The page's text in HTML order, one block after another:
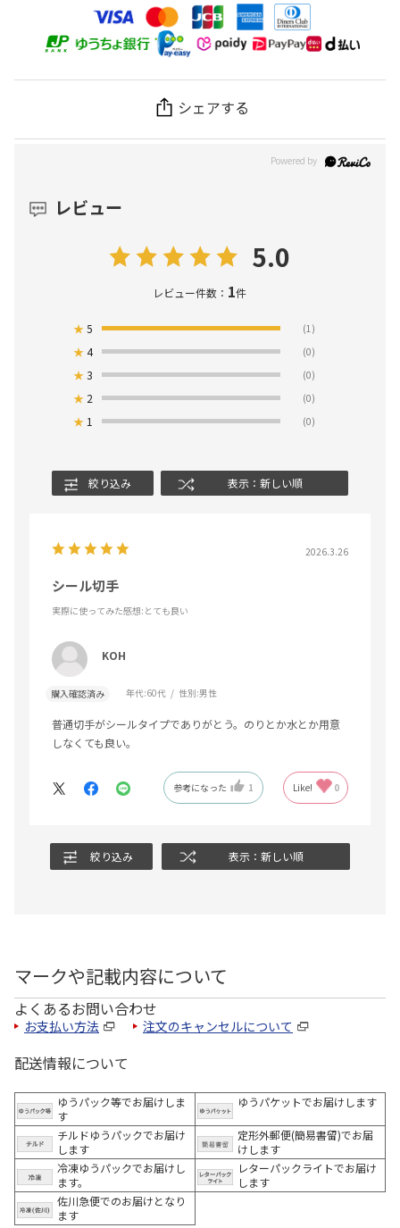
シェアする
レビュー
5.0
レビュー件数： 1件
★5 (1)
★4 (0)
★3 (0)
★ 2 (0)
★ 1 (0)
絞り込み 表示：新しい順
2026.3.26
シール切手
実際に使ってみた感想:とても良い
KOH
購入確認済み 年代:60代 性別:男性
普通切手がシールタイプでありがとう。のりとか水とか用意
しなくても良い。
参考になった 1 Like! 0
絞り込み 表示：新しい順
マークや記載内容について
よくあるお問い合わせ
お支払い方法 注文のキャンセルについて
配送情報について
ゆうパック等でお届けしま
す
ゆうパケットでお届けします
チルドゆうパックでお届け
します
定形外郵便(簡易書留)でお届
けします
冷凍ゆうパックでお届けし
ます。
レターパックライトでお届け
します
佐川急便でのお届けとなり
ます